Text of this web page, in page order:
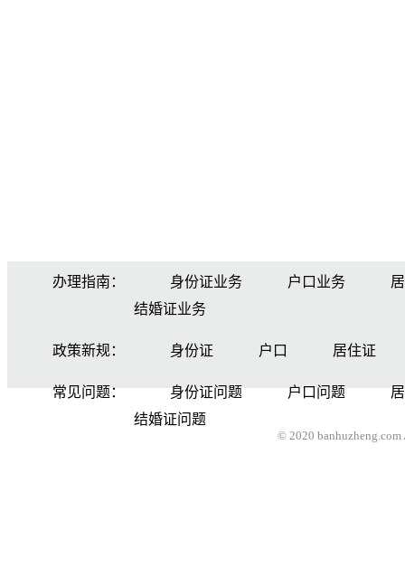
办理指南： 身份证业务 户口业务
结婚证业务
政策新规： 身份证 户口 居住证
常见问题： 身份证问题 户口问题
结婚证问题
© 2020